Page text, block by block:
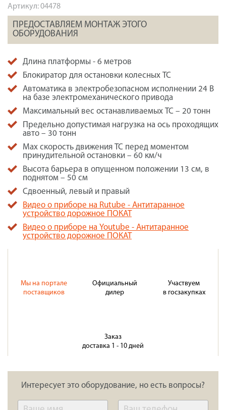
Артикул:04478
ПРЕДОСТАВЛЯЕМ МОНТАЖ ЭТОГО
ОБОРУДОВАНИЯ
Длина платформы - 6 метров
Блокиратор для остановки колесных ТС
Автоматика в электробезопасном исполнении 24 В
на базе электромеханического привода
Максимальный вес останавливаемых ТС – 20 тонн
Предельно допустимая нагрузка на ось проходящих
авто – 30 тонн
Max скорость движения ТС перед моментом
принудительной остановки – 60 км/ч
Высота барьера в опущенном положении 13 см, в
поднятом – 50 см
Сдвоенный, левый и правый
Видео о приборе на Rutube - Антитаранное
устройство дорожное ПОКАТ
Видео о приборе на Youtube - Антитаранное
устройство дорожное ПОКАТ
Мы на портале
поставщиков
Официальный
дилер
Участвуем
в госзакупках
Заказ
доставка 1 - 10 дней
Интересует это оборудование, но есть вопросы?